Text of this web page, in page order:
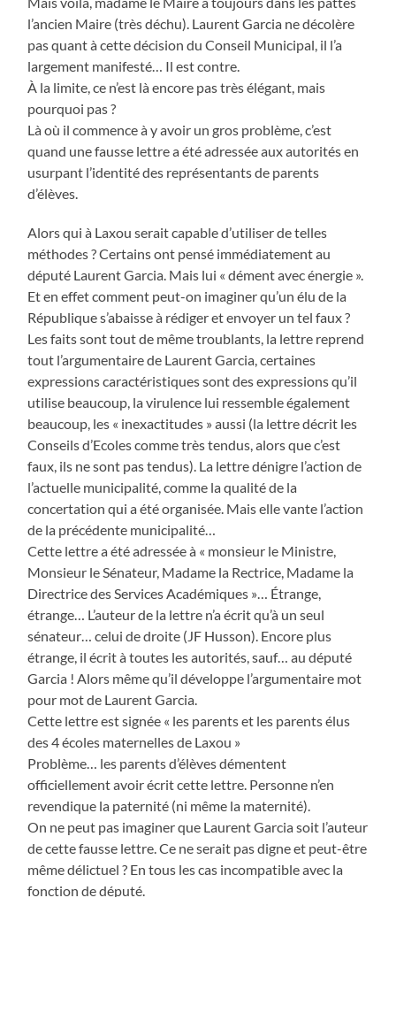
l’ancien Maire (très déchu). Laurent Garcia ne décolère
pas quant à cette décision du Conseil Municipal, il l’a
largement manifesté… Il est contre.
À la limite, ce n’est là encore pas très élégant, mais
pourquoi pas ?
Là où il commence à y avoir un gros problème, c’est
quand une fausse lettre a été adressée aux autorités en
usurpant l’identité des représentants de parents
d’élèves.
Alors qui à Laxou serait capable d’utiliser de telles
méthodes ? Certains ont pensé immédiatement au
député Laurent Garcia. Mais lui « dément avec énergie ».
Et en effet comment peut-on imaginer qu’un élu de la
République s’abaisse à rédiger et envoyer un tel faux ?
Les faits sont tout de même troublants, la lettre reprend
tout l’argumentaire de Laurent Garcia, certaines
expressions caractéristiques sont des expressions qu’il
utilise beaucoup, la virulence lui ressemble également
beaucoup, les « inexactitudes » aussi (la lettre décrit les
Conseils d’Ecoles comme très tendus, alors que c’est
faux, ils ne sont pas tendus). La lettre dénigre l’action de
l’actuelle municipalité, comme la qualité de la
concertation qui a été organisée. Mais elle vante l’action
de la précédente municipalité…
Cette lettre a été adressée à « monsieur le Ministre,
Monsieur le Sénateur, Madame la Rectrice, Madame la
Directrice des Services Académiques »… Étrange,
étrange… L’auteur de la lettre n’a écrit qu’à un seul
sénateur… celui de droite (JF Husson). Encore plus
étrange, il écrit à toutes les autorités, sauf… au député
Garcia ! Alors même qu’il développe l’argumentaire mot
pour mot de Laurent Garcia.
Cette lettre est signée « les parents et les parents élus
des 4 écoles maternelles de Laxou »
Problème… les parents d’élèves démentent
officiellement avoir écrit cette lettre. Personne n’en
revendique la paternité (ni même la maternité).
On ne peut pas imaginer que Laurent Garcia soit l’auteur
de cette fausse lettre. Ce ne serait pas digne et peut-être
même délictuel ? En tous les cas incompatible avec la
fonction de député.